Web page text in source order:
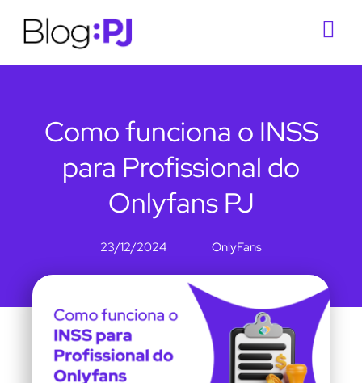
Como funciona o INSS
para Profissional do
Onlyfans PJ
23/12/2024 OnlyFans